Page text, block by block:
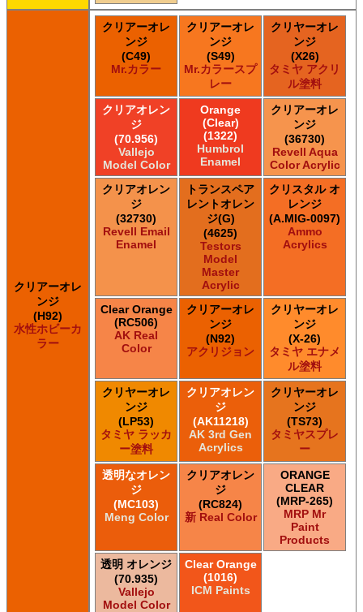
クリアーオレ
ンジ
(H92)
水性ホビーカ
ラー
クリアーオレ
ンジ
(C49)
Mr.カラー
クリアーオレ
ンジ
(S49)
Mr.カラースプ
レー
クリヤーオレ
ンジ
(X26)
タミヤ アクリ
ル塗料
クリアオレン
ジ
(70.956)
Vallejo
Model Color
Orange
(Clear)
(1322)
Humbrol
Enamel
クリアーオレ
ンジ
(36730)
Revell Aqua
Color Acrylic
クリアオレン
ジ
(32730)
Revell Email
Enamel
トランスペア
レントオレン
ジ(G)
(4625)
Testors
Model
Master
Acrylic
クリスタル オ
レンジ
(A.MIG-0097)
Ammo
Acrylics
Clear Orange
(RC506)
AK Real
Color
クリアーオレ
ンジ
(N92)
アクリジョン
クリヤーオレ
ンジ
(X-26)
タミヤ エナメ
ル塗料
クリヤーオレ
ンジ
(LP53)
タミヤ ラッカ
ー塗料
クリアオレン
ジ
(AK11218)
AK 3rd Gen
Acrylics
クリヤーオレ
ンジ
(TS73)
タミヤスプレ
ー
透明なオレン
ジ
(MC103)
Meng Color
クリアオレン
ジ
(RC824)
新 Real Color
ORANGE
CLEAR
(MRP-265)
MRP Mr
Paint
Products
透明 オレンジ
(70.935)
Vallejo
Model Color
Clear Orange
(1016)
ICM Paints